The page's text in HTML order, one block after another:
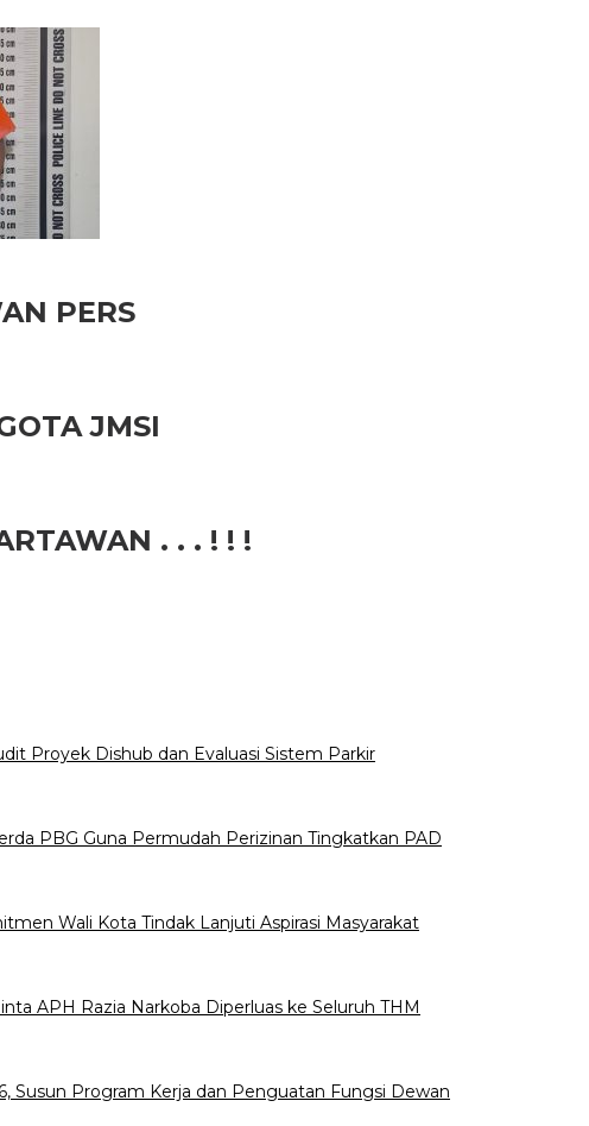
PERS
JMSI
. . . ! ! !
Proyek Dishub dan Evaluasi Sistem Parkir
PBG Guna Permudah Perizinan Tingkatkan PAD
Wali Kota Tindak Lanjuti Aspirasi Masyarakat
APH Razia Narkoba Diperluas ke Seluruh THM
Susun Program Kerja dan Penguatan Fungsi Dewan